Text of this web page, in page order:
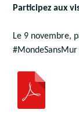
Participez aux
Le 9 novembre,
#MondeSansMur